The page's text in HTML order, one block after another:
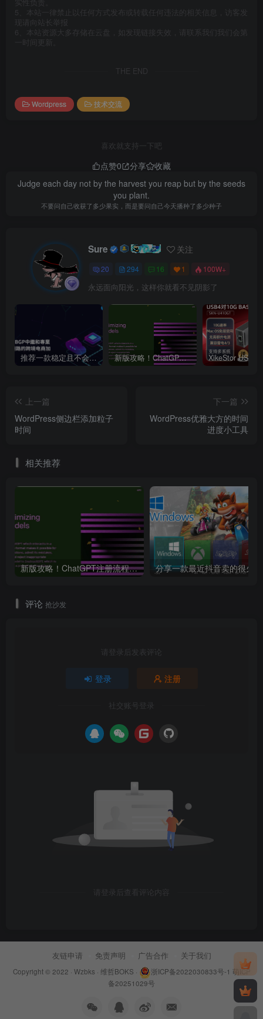
5、本站一律禁止以任何方式发布或转载任何违法的相关信息，访客发
现请向站长举报
6、本站资源大多存储在云盘，如发现链接失效，请联系我们我们会第
一时间更新。
THE END
Wordpress 技术交流
喜欢就支持一下吧
点赞0 分享
收藏
Judge each day not by the harvest you reap but by the seeds
you plant.
不要问自己收获了多少果实，而是要问自己今天播种了多少种子
Sure 关注
20 294 16 1 100W+
永远面向阳光，这样你就看不见阴影了
推荐一款稳定且不会跑路的VPN支持4K【VPN】 新版攻略！ChatGPT注册流程，超详细基础教程！【ChatGPT】
上一篇
WordPress侧边栏添加粒子
时间
下一篇
WordPress优雅大方的时间
进度小工具
相关推荐
新版攻略！ChatGPT注册流程，超详细基础教程！【ChatGPT】
评论 抢沙发
请登录后发表评论
登录 注册
社交账号登录
请登录后查看评论内容
友链申请 免责声明 广告合作 关于我们
Copyright © 2022 · Wzbks · 维哲BOKS · 浙ICP备2022030833号-1 萌ICP
备20251029号